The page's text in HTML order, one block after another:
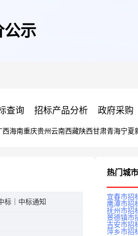
公示
查询 招标产品分析 政府采购
西海南重庆贵州 云南西藏陕西甘肃青海宁夏
标｜中标通知
热门城市
宜春市招
鹰潭市招
抚州市招
景德镇市
吉安市招
萍乡市招